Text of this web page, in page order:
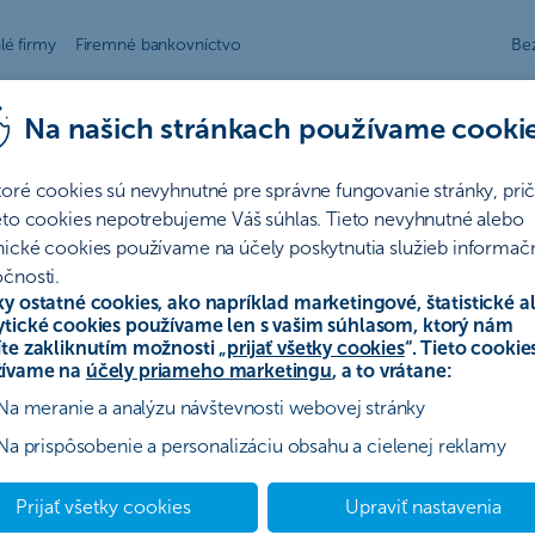
Na našich stránkach používame
cookies sú nevyhnutné pre správne fungovanie stránky,
cookies nepotrebujeme Váš súhlas. Tieto nevyhnutné alebo
cookies používame na účely poskytnutia služieb
ostatné cookies, ako napríklad marketingové, štatistické
cookies používame len s vašim súhlasom, ktorý nám
zakliknutím možnosti „prijať všetky cookies“. Tieto
na účely priameho marketingu, a to vrátane:
meranie a analýzu návštevnosti webovej stránky
prispôsobenie a personalizáciu obsahu a cielenej reklamy
Prijať všetky cookies Upraviť nastavenia
Sporenie a investovanie Poistenie
firmy Firemné bankovníctvo
Vyťaženosť Infolinky
12:09 Mierna vyťaženosť